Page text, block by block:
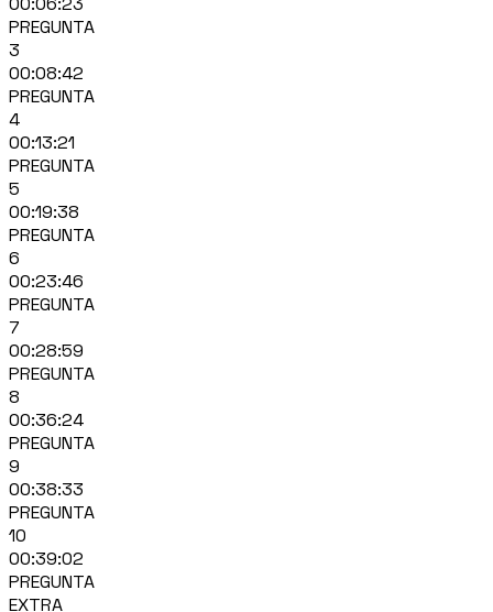
PREGUNTA
3
00:08:42
PREGUNTA
4
00:13:21
PREGUNTA
5
00:19:38
PREGUNTA
6
00:23:46
PREGUNTA
7
00:28:59
PREGUNTA
8
00:36:24
PREGUNTA
9
00:38:33
PREGUNTA
10
00:39:02
PREGUNTA
EXTRA